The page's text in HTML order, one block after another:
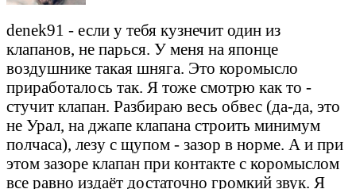
denek91 - если у тебя кузнечит один из
клапанов, не парься. У меня на японце
воздушнике такая шняга. Это коромысло
приработалось так. Я тоже смотрю как то -
стучит клапан. Разбираю весь обвес (да-да, это
не Урал, на джапе клапана строить минимум
полчаса), лезу с щупом - зазор в норме. А и при
этом зазоре клапан при контакте с коромыслом
все равно издаёт достаточно громкий звук. Я